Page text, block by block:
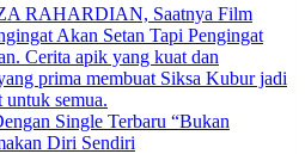
RAHARDIAN, Saatnya Film
Akan Setan Tapi Pengingat
Cerita apik yang kuat dan
prima membuat Siksa Kubur jadi
semua.
Single Terbaru “Bukan
Diri Sendiri